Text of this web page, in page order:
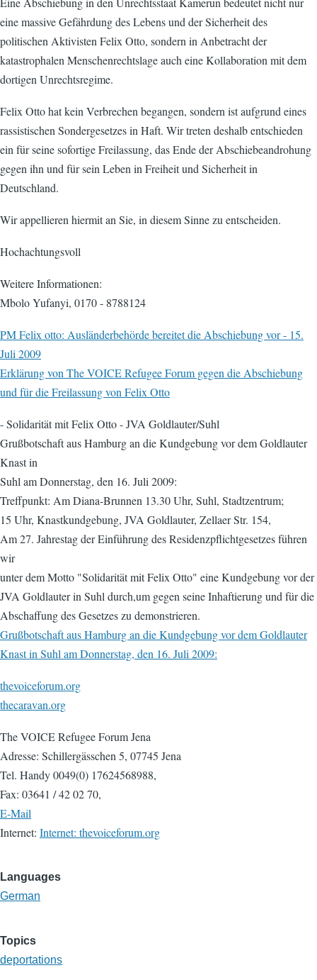
eine massive Gefährdung des Lebens und der Sicherheit des
politischen Aktivisten Felix Otto, sondern in Anbetracht der
katastrophalen Menschenrechtslage auch eine Kollaboration mit dem
dortigen Unrechtsregime.
Felix Otto hat kein Verbrechen begangen, sondern ist aufgrund eines
rassistischen Sondergesetzes in Haft. Wir treten deshalb entschieden
ein für seine sofortige Freilassung, das Ende der Abschiebeandrohung
gegen ihn und für sein Leben in Freiheit und Sicherheit in
Deutschland.
Wir appellieren hiermit an Sie, in diesem Sinne zu entscheiden.
Hochachtungsvoll
Weitere Informationen:
Mbolo Yufanyi, 0170 - 8788124
PM Felix otto: Ausländerbehörde bereitet die Abschiebung vor - 15.
Juli 2009
Erklärung von The VOICE Refugee Forum gegen die Abschiebung
und für die Freilassung von Felix Otto
- Solidarität mit Felix Otto - JVA Goldlauter/Suhl
Grußbotschaft aus Hamburg an die Kundgebung vor dem Goldlauter
Knast in
Suhl am Donnerstag, den 16. Juli 2009:
Treffpunkt: Am Diana-Brunnen 13.30 Uhr, Suhl, Stadtzentrum;
15 Uhr, Knastkundgebung, JVA Goldlauter, Zellaer Str. 154,
Am 27. Jahrestag der Einführung des Residenzpflichtgesetzes führen
wir
unter dem Motto "Solidarität mit Felix Otto" eine Kundgebung vor der
JVA Goldlauter in Suhl durch,um gegen seine Inhaftierung und für die
Abschaffung des Gesetzes zu demonstrieren.
Grußbotschaft aus Hamburg an die Kundgebung vor dem Goldlauter
Knast in Suhl am Donnerstag, den 16. Juli 2009:
thevoiceforum.org
thecaravan.org
The VOICE Refugee Forum Jena
Adresse: Schillergässchen 5, 07745 Jena
Tel. Handy 0049(0) 17624568988,
Fax: 03641 / 42 02 70,
E-Mail
Internet: Internet: thevoiceforum.org
Languages
German
Topics
deportations